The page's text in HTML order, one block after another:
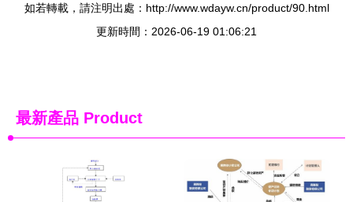
如若轉載，請注明出處：http://www.wdayw.cn/product/90.html
更新時間：2026-06-19 01:06:21
最新產品 Product